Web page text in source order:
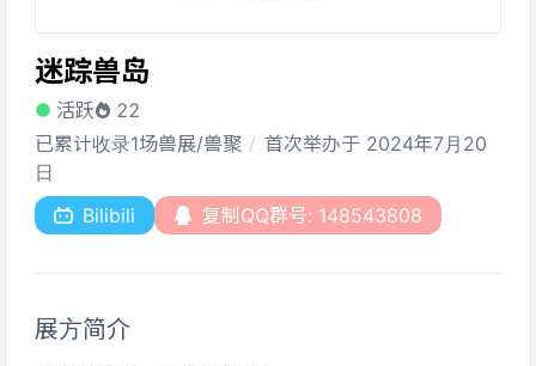
迷踪兽岛
活跃
22
已累计收录1场兽展/兽聚
首次举办于 2024年7月20
日
Bilibili
复制QQ群号: 148543808
展方简介